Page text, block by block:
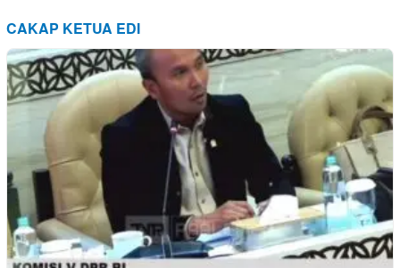
CAKAP KETUA EDI